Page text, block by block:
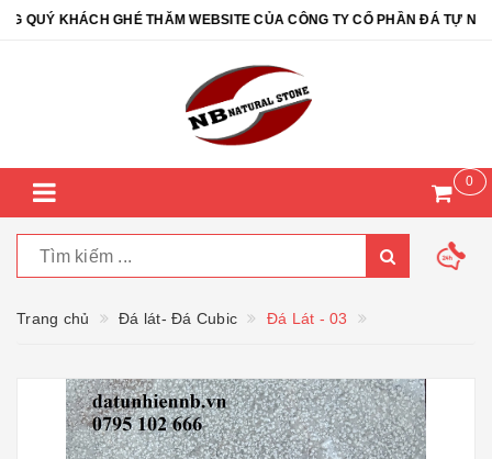
QUÝ KHÁCH GHÉ THĂM WEBSITE CỦA CÔNG TY CỔ PHẦN ĐÁ TỰ
0
Trang chủ Đá lát- Đá Cubic Đá Lát - 03